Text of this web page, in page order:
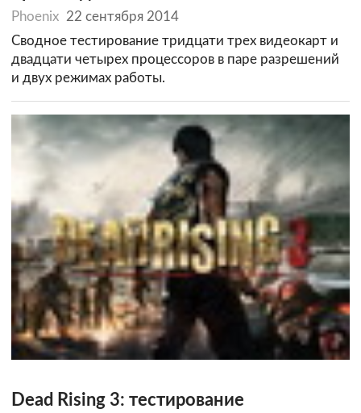
Phoenix 22 сентября 2014
Сводное тестирование тридцати трех видеокарт и
двадцати четырех процессоров в паре разрешений
и двух режимах работы.
Dead Rising 3: тестирование